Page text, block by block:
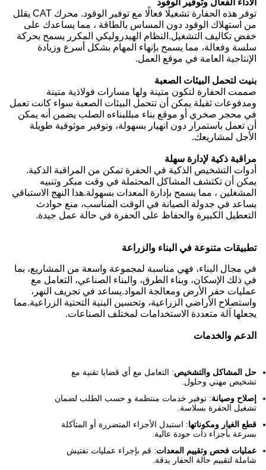
الأداء الفعال وتوفير الوقود
توفر هذه الحفارة تشغيلًا فعالًا مع توفير الوقود. محرك CAT يقلل
من استهلاك الوقود دون المساس بالطاقة ، مما يساعدك على
خفض تكاليف التشغيل.النظام الهيدروليكي المكرر يسمح بحركة
سلسة وفعالة، مما يسمح بإنهاء المهام بشكل أسرع وزيادة
الإنتاجية العامة في موقع العمل.
بنيت لتحمل البيئات الصعبة
صممت الحفارة لتكون متينة ولها مسارات فولاذية متينة
ومدفوعات ثقيلة يمكن أن تتحمل البيئات الصعبة سواء كانت تعمل
في محجر صخري أو موقع بناء مبللبناءه الصلب يضمن أنه يمكن
أن تعمل باستمرار دون انهيار بسهولة، وتوفير موثوقية طويلة
الأجل لمشاريعك.
مراقبة ذكية لإدارة سهلة
أدوات التشخيص الذكية في الحفرة تمكن من المراقبة الذكية.
يمكن أن تكتشف المشاكل المحتملة في وقت مبكر وتنبيه
المشغلين ، مما يسمح بإدارة المعدات بسهولة.هذا النهج الاستباقي
يساعد في جدولة الصيانة في الوقت المناسب، منع حوادث
التعطيل الكبيرة والحفاظ على الحفرة في حالة عمل جيدة.
تطبيقات متنوعة في البناء والزراعة
في مجال البناء، فهي مناسبة لمجموعة واسعة من المشاريع، بما
في ذلك الإسكان، وبناء الطرق، والبناء الصناعي، التعامل مع
عمليات حفر الأرض ومعالجة المواد.يساعد في تجريف النهر،
واستصلاح الأراضي الزراعية، وتحسين البنية التحتية الزراعية.مما
يجعلها آلة متعددة الاستخدامات لمختلف الصناعات.
الدعم والخدمات
حل المشاكل والتشخيص: التعامل مع أي قضايا تقنية مع
تشخيص مهني وحلول.
إصلاح وصيانة: توفير خدمات منتظمة و حسب الطلب لضمان
تشغيل الحفرة بسلاسة.
قطع الغيار ومكوناتها: استبدل الأجزاء المتضررة أو المتآكلة
بسرعة بأجزاء ذات جودة عالية.
عمليات فحص وتقييم المعدات: قم بإجراء عمليات تفتيش
شاملة لتقييم حالة الحفار بدقة.